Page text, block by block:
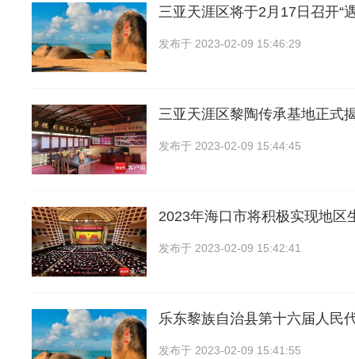
三亚天涯区将于2月17日召开“
发布于 2023-02-09 15:46:29
三亚天涯区黎陶传承基地正式
发布于 2023-02-09 15:44:45
2023年海口市将积极实现地区
发布于 2023-02-09 15:42:41
乐东黎族自治县第十六届人民
发布于 2023-02-09 15:41:55